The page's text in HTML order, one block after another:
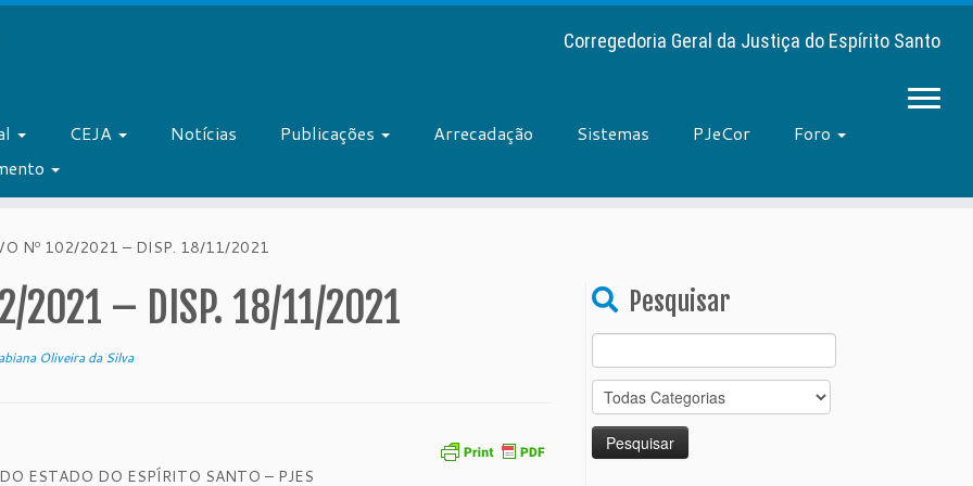
Corregedoria Geral da Justiça do Espírito Santo
CEJA Notícias Publicações Arrecadação Sistemas PJeCor
Foro
Nº 102/2021 – DISP. 18/11/2021
2021 – DISP. 18/11/2021
Oliveira da Silva
ESTADO DO ESPÍRITO SANTO – PJES
Pesquisar
for: